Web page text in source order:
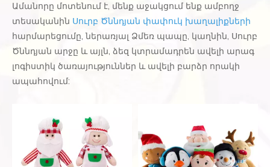
Ամանորը մոտենում է, մենք աջակցում ենք ամբողջ
տեսականին Սուրբ Ծննդյան փափուկ խաղալիքների
հարմարեցումը, ներառյալ Ձմեռ պապը, կաղնին, Սուրբ
Ծննդյան արջը և այլն, ձեզ կտրամադրեն ավելի արագ
լոգիստիկ ծառայություններ և ավելի բարձր որակի
ապահովում: